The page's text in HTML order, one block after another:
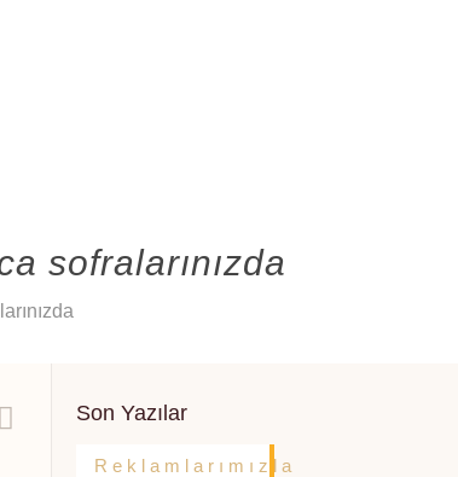
sofralarınızda
Son Yazılar
Reklamlarımızla